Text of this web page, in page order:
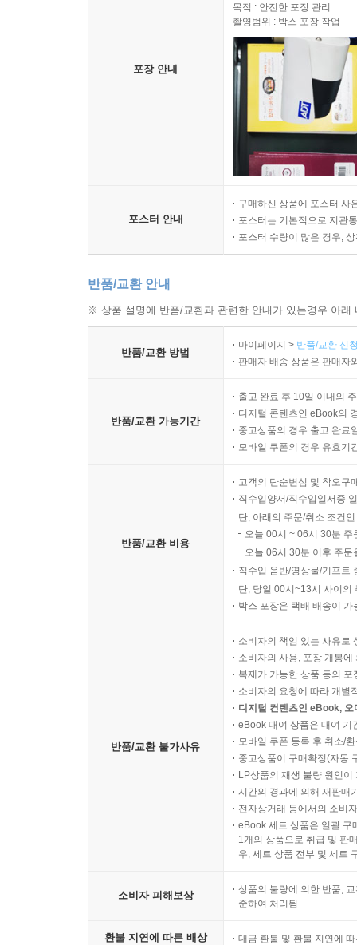
포장 안내
목적 : 안전한 포장 관리
촬영범위 : 박스 포장 작업
포스터 안내
구매하신 상품에 포스터 사
포스터는 기본적으로 지관
포스터 수량이 많은 경우,
반품/교환 안내
※ 상품 설명에 반품/교환과 관련한 안내가 있는경우 아
반품/교환 방법
마이페이지 > 반품/교환 신
판매자 배송 상품은 판매자
반품/교환 가능기간
출고 완료 후 10일 이내의
디지털 콘텐츠인 eBook의
중고상품의 경우 출고 완료
모바일 쿠폰의 경우 유효기
반품/교환 비용
고객의 단순변심 및 착오구
직수입양서/직수입일서중
단, 아래의 주문/취소 조건
오늘 00시 ~ 06시 30분
오늘 06시 30분 이후 주
직수입 음반/영상물/기프트
단, 당일 00시~13시 사이의
박스 포장은 택배 배송이
반품/교환 불가사유
소비자의 책임 있는 사유로
소비자의 사용, 포장 개봉
복제가 가능한 상품 등의
소비자의 요청에 따라 개별
디지털 컨텐츠인 eBook,
eBook 대여 상품은 대여 기
모바일 쿠폰 등록 후 취소/
중고상품이 구매확정(자동
LP상품의 재생 불량 원인
시간의 경과에 의해 재판매
전자상거래 등에서의 소비
eBook 세트 상품은 일괄 구
1개의 상품으로 취급 및 판
우, 세트 상품 전부 및 세트
소비자 피해보상
상품의 불량에 의한 반품,
준하여 처리됨
환불 지연에 따른 배상 대금 환불 및 환불 지연에